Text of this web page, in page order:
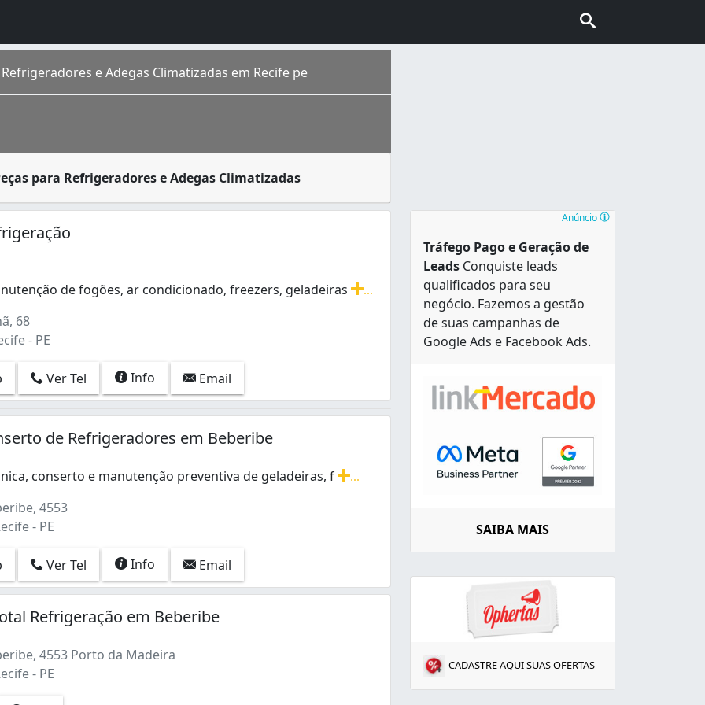
e Adegas Climatizadas em Recife pe
(1)
para Refrigeradores e Adegas Climatizadas
antigas do pais, possui 1.599.513 habitantes, distribuídos em uma área de 217,494 km². Sua Região
de fogões, ar condicionado, freezers, geladeiras
de fogões, ar condicionado, freezers, geladeiras, bebedouros e máquinas de lavar. Trabalhamos com
68
- PE
Ver Tel Info Email
de Refrigeradores em Beberibe
conserto e manutenção preventiva de geladeiras, f
4553
- PE
Ver Tel Info Email
Refrigeração em Beberibe
4553 Porto da Madeira
- PE
Anúncio
Tráfego Pago e Geração de
Leads Conquiste leads
qualificados para seu
negócio. Fazemos a gestão
de suas campanhas de
Google Ads e Facebook Ads.
SAIBA MAIS
CADASTRE AQUI SUAS OFERTAS